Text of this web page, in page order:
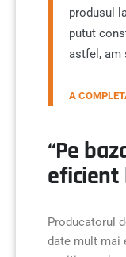
produsul
putut
astfel, am
A
“Pe
eficient
Producatorul
date mult mai